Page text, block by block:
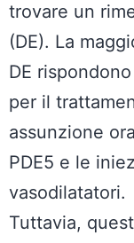
trovare un
(DE). La
DE
per il
assunzione
PDE5 e le
vasodilatatori.
Tuttavia,